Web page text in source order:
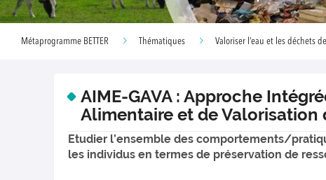
Métaprogramme BETTER Thématiques Valoriser l’eau et les déchets
AIME-GAVA : Approche
Alimentaire et de Valorisation
Etudier l’ensemble des comportements/
les individus en termes de préservation de